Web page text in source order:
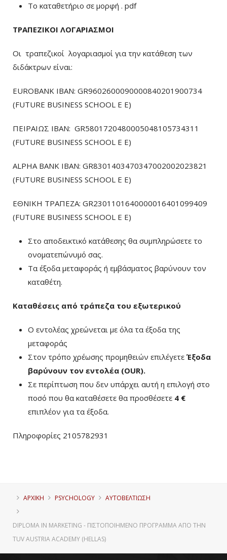
To καταθετήριο σε μορφή . pdf
ΤΡΑΠΕΖΙΚΟΙ ΛΟΓΑΡΙΑΣΜΟΙ
Οι τραπεζικοί λογαριασμοί για την κατάθεση των
διδάκτρων είναι:
EUROBANK IBAN: GR9602600090000840201900734
(FUTURE BUSINESS SCHOOL E E)
ΠΕΙΡΑΙΩΣ ΙΒΑΝ: GR5801720480005048105734311
(FUTURE BUSINESS SCHOOL E E)
ALPHA BANK IBAN: GR8301403470347002002023821
(FUTURE BUSINESS SCHOOL E E)
ΕΘΝΙΚΗ ΤΡΑΠΕΖΑ: GR2301101640000016401099409
(FUTURE BUSINESS SCHOOL E E)
Στο αποδεικτικό κατάθεσης θα συμπληρώσετε το
ονοματεπώνυμό σας.
Τα έξοδα μεταφοράς ή εμβάσματος βαρύνουν τον
καταθέτη.
Καταθέσεις από τράπεζα του εξωτερικού
Ο εντολέας χρεώνεται με όλα τα έξοδα της
μεταφοράς
Στον τρόπο χρέωσης προμηθειών επιλέγετε Έξοδα
βαρύνουν τον εντολέα (ΟUR).
Σε περίπτωση που δεν υπάρχει αυτή η επιλογή στο
ποσό που θα καταθέσετε θα προσθέσετε 4 €
επιπλέον για τα έξοδα.
Πληροφορίες 2105782931
ΑΡΧΙΚΗ PSYCHOLOGY ΑΥΤΟΒΕΛΤΊΩΣΗ
DIPLOMA IN MARKETING - ΠΙΣΤΟΠΟΙΗΜΈΝΟ ΠΡΌΓΡΑΜΜΑ ΑΠΌ ΤΗΝ
TUV AUSTRIA ACADEMY (HELLAS)